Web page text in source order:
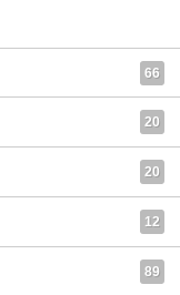
66
20
20
12
89